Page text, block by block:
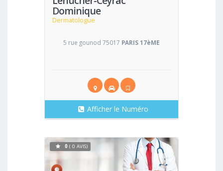
Dominique
Dermatologue
5 rue gounod 75017 PARIS 17èME
Afficher le Numéro
Voir
0 ( 0 AVIS)